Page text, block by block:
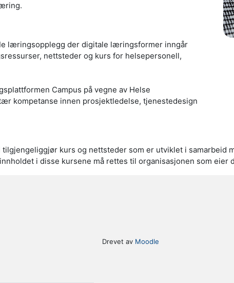
læringsopplegg der digitale læringsformer inngår
nettsteder og kurs for helsepersonell,
Campus på vegne av Helse
kompetanse innen prosjektledelse, tjenestedesign
kurs og nettsteder som er utviklet i samarbeid
i disse kursene må rettes til organisasjonen som eier
Drevet av Moodle